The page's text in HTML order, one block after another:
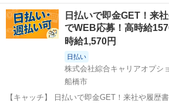
かしてステップUP!!】女性スタッフさんも活
♪高時給1350円！ 【コメント】 製造のお仕事をお探しの方必見！ 「経
験ないけど大...
千葉 佐倉市 一般事務
日払いで即金GET！来
でWEB応募！高時給
時給1,570円
日払い
株式会社綜合キャリアオプシ
船橋市
【キャッチ】 日払いで即金GET！来社や履歴